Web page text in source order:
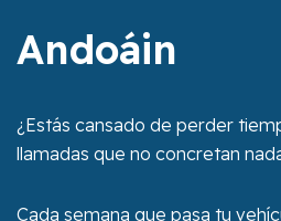
Andoáin
¿Estás cansado de perder
llamadas que no concretan
Cada semana que pasa tu